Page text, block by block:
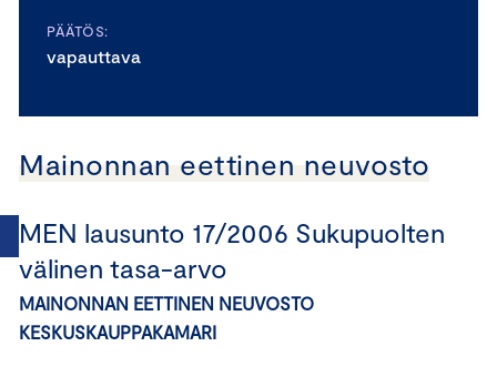
PÄÄTÖS:
vapauttava
Mainonnan eettinen neuvosto
MEN lausunto 17/2006 Sukupuolten
välinen tasa-arvo
MAINONNAN EETTINEN NEUVOSTO
KESKUSKAUPPAKAMARI